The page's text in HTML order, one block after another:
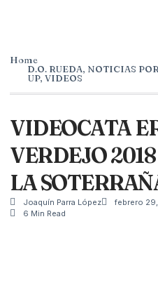
Home
D.O. RUEDA, NOTICIAS
UP, VIDEOS
VIDEOCATA
VERDEJO
LA
Joaquín Parra López febrero
6 Min Read